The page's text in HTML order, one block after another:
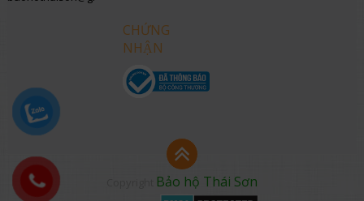
CHỨNG
NHẬN
Bảo hộ Thái Sơn